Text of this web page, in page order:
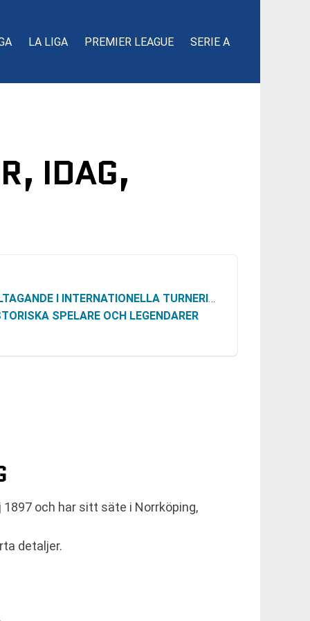
LA LIGA PREMIER LEAGUE SERIE A
IDAG,
I INTERNATIONELLA TURNERINGAR
SPELARE OCH LEGENDARER
och har sitt säte i Norrköping,
detaljer.